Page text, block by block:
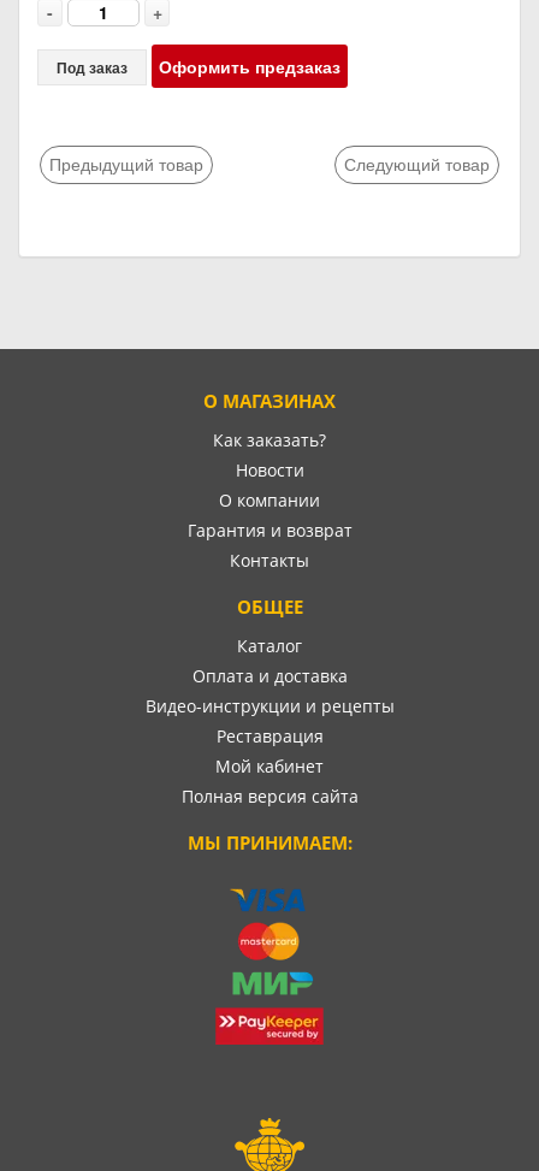
- +
Под заказ Оформить предзаказ
Предыдущий товар Следующий товар
О МАГАЗИНАХ
Как заказать?
Новости
О компании
Гарантия и возврат
Контакты
ОБЩЕЕ
Каталог
Оплата и доставка
Видео-инструкции и рецепты
Реставрация
Мой кабинет
Полная версия сайта
МЫ ПРИНИМАЕМ: